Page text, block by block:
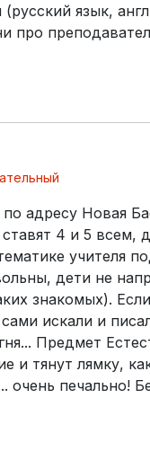
язык,
про
адресу Новая
4 и 5
учителя
дети не
знакомых).
искали и
Предмет
и тянут лямку,
печально!